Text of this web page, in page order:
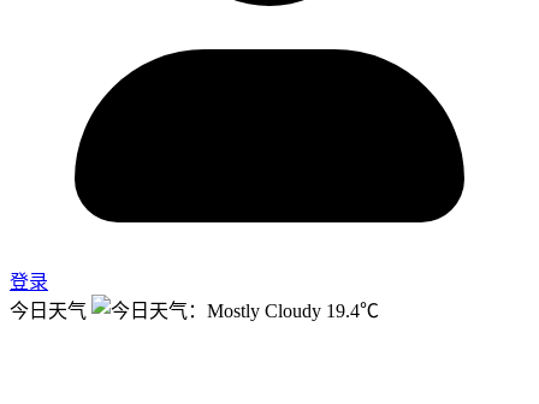
登录
今日天气
19.4℃